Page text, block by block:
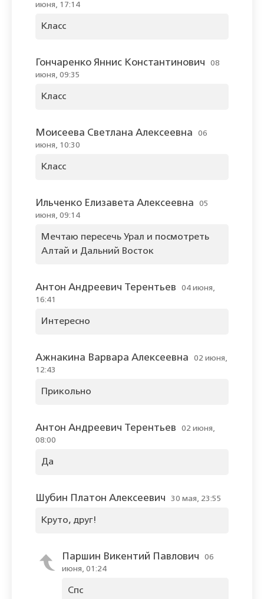
июня, 17:14
Класс
Гончаренко Яннис Константинович
08
июня, 09:35
Класс
Моисеева Светлана Алексеевна
06
июня, 10:30
Класс
Ильченко Елизавета Алексеевна
05
июня, 09:14
Мечтаю пересечь Урал и посмотреть
Алтай и Дальний Восток
Антон Андреевич Терентьев
04 июня,
16:41
Интересно
Ажнакина Варвара Алексеевна
02 июня,
12:43
Прикольно
Антон Андреевич Терентьев
02 июня,
08:00
Да
Шубин Платон Алексеевич 30 мая, 23:55
Круто, друг!
Паршин Викентий Павлович
06
июня, 01:24
Спс